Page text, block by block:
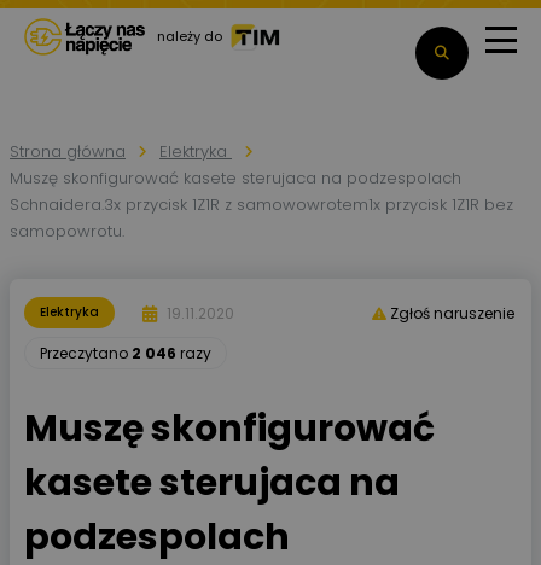
należy do
Strona główna
Elektryka
Muszę skonfigurować kasete sterujaca na podzespolach
Schnaidera.3x przycisk 1Z1R z samowowrotem1x przycisk 1Z1R bez
samopowrotu.
Elektryka
19.11.2020
Przeczytano 2 046 razy
Zgłoś naruszenie
Muszę skonfigurować
kasete sterujaca na
podzespolach